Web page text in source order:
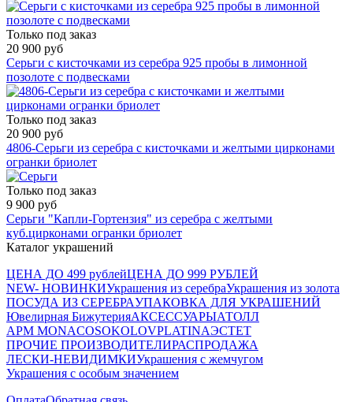
Только под заказ
20 900 руб
Серьги с кисточками из серебра 925 пробы в лимонной
позолоте с подвесками
Только под заказ
20 900 руб
4806-Серьги из серебра с кисточками и желтыми цирконами
огранки бриолет
Только под заказ
9 900 руб
Серьги "Капли-Гортензия" из серебра с желтыми
куб.цирконами огранки бриолет
Каталог украшений
ЦЕНА ДО 499 рублейЦЕНА ДО 999 РУБЛЕЙ
NEW- НОВИНКИУкрашения из серебраУкрашения из золота
ПОСУДА ИЗ СЕРЕБРАУПАКОВКА ДЛЯ УКРАШЕНИЙ
Ювелирная БижутерияАКСЕССУАРЫАТОЛЛ
APM MONACOSOKOLOVPLATINAЭСТЕТ
ПРОЧИЕ ПРОИЗВОДИТЕЛИРАСПРОДАЖА
ЛЕСКИ-НЕВИДИМКИУкрашения с жемчугом
Украшения с особым значением